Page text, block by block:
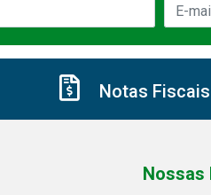
Notas Fiscais
Nossas